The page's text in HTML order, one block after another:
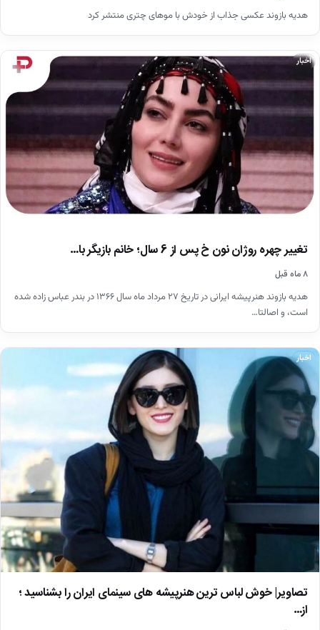
هدیه بازوند عکسی جذاب از خودش با موهای چتری منتشر کرد
اخبار
تغییر چهره روژان نون خ پس از 6 سال؛ خانم بازیگر با…
۸ ماه قبل
هدیه بازوند هنرپیشه ایرانی در تاریخ ۲۷ مرداد ماه سال ۱۳۶۶ در بندر عباس زاده شده
است، و اصالتا…
اخبار
تصاویر| خوش لباس ترین هنرپیشه های سینمای ایران را بشناسید ؛
از…